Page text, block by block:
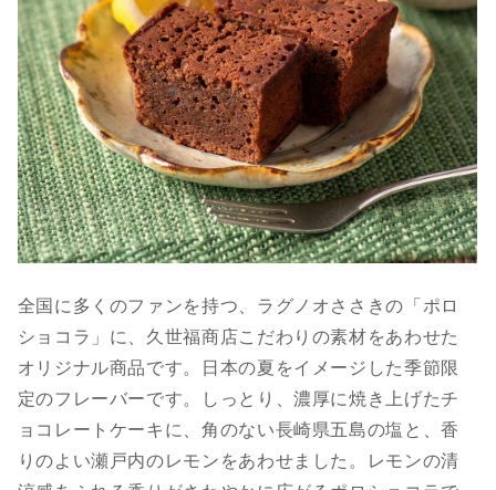
全国に多くのファンを持つ、ラグノオささきの「ポロ
ショコラ」に、久世福商店こだわりの素材をあわせた
オリジナル商品です。日本の夏をイメージした季節限
定のフレーバーです。しっとり、濃厚に焼き上げたチ
ョコレートケーキに、角のない長崎県五島の塩と、香
りのよい瀬戸内のレモンをあわせました。レモンの清